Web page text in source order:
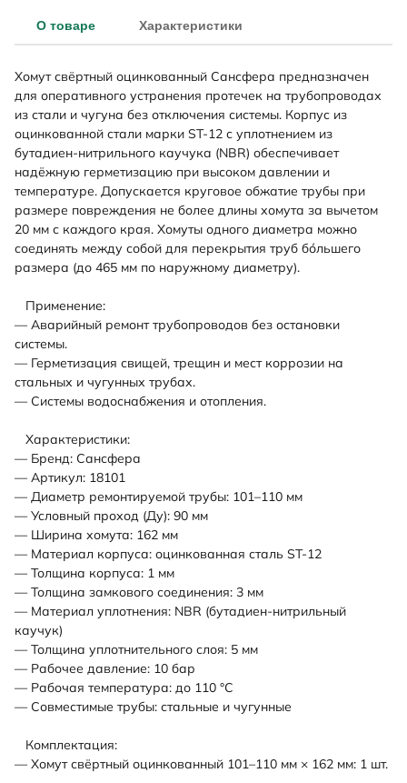
О товаре Характеристики
Хомут свёртный оцинкованный Сансфера предназначен
для оперативного устранения протечек на трубопроводах
из стали и чугуна без отключения системы. Корпус из
оцинкованной стали марки ST-12 с уплотнением из
бутадиен-нитрильного каучука (NBR) обеспечивает
надёжную герметизацию при высоком давлении и
температуре. Допускается круговое обжатие трубы при
размере повреждения не более длины хомута за вычетом
20 мм с каждого края. Хомуты одного диаметра можно
соединять между собой для перекрытия труб бо́льшего
размера (до 465 мм по наружному диаметру).
Применение:
— Аварийный ремонт трубопроводов без остановки
системы.
— Герметизация свищей, трещин и мест коррозии на
стальных и чугунных трубах.
— Системы водоснабжения и отопления.
Характеристики:
— Бренд: Сансфера
— Артикул: 18101
— Диаметр ремонтируемой трубы: 101–110 мм
— Условный проход (Ду): 90 мм
— Ширина хомута: 162 мм
— Материал корпуса: оцинкованная сталь ST-12
— Толщина корпуса: 1 мм
— Толщина замкового соединения: 3 мм
— Материал уплотнения: NBR (бутадиен-нитрильный
каучук)
— Толщина уплотнительного слоя: 5 мм
— Рабочее давление: 10 бар
— Рабочая температура: до 110 °С
— Совместимые трубы: стальные и чугунные
Комплектация:
— Хомут свёртный оцинкованный 101–110 мм × 162 мм: 1 шт.